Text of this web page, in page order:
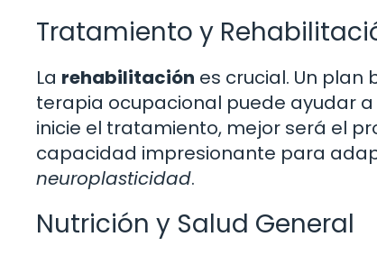
Tratamiento y
La rehabilitación es crucial. Un
terapia ocupacional puede ayudar
inicie el tratamiento, mejor será el
capacidad impresionante para
neuroplasticidad.
Nutrición y Salud General